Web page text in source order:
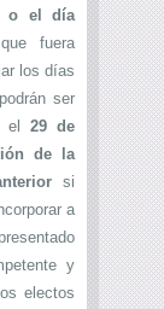
o el día
fuera
los días
ser
el29 de
de la
si
a
y
electos